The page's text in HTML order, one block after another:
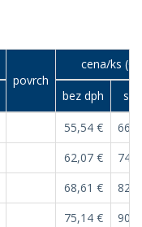
povrch
cena/ks (€)
bez dph s
55,54 €
62,07 €
68,61 €
75,14 €